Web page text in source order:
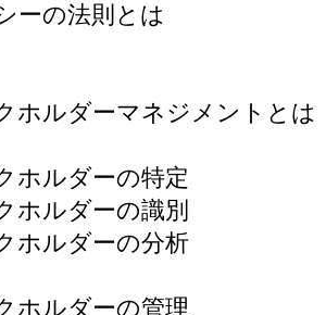
ーの法則とは
ホルダーマネジメントとは
ホルダーの特定
ホルダーの識別
ホルダーの分析
ホルダーの管理